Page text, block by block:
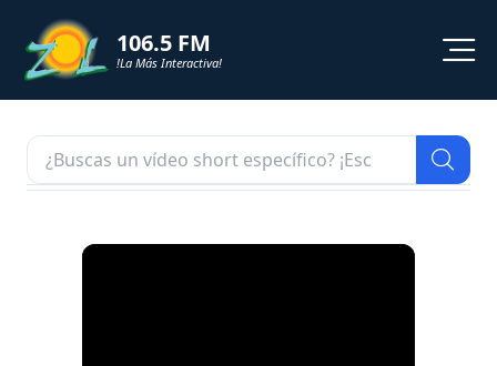
106.5 FM
!La Más Interactiva!
NOTICIAS